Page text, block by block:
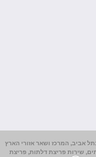
אביב, המרכז ושאר אזורי הארץ
לבתים, שירות פריצת דלתות, פריצת